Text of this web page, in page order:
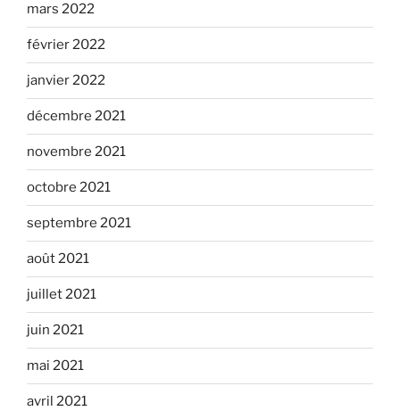
mars 2022
février 2022
janvier 2022
décembre 2021
novembre 2021
octobre 2021
septembre 2021
août 2021
juillet 2021
juin 2021
mai 2021
avril 2021